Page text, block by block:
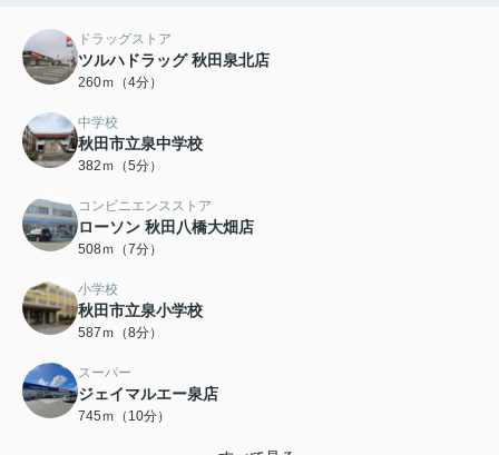
ドラッグストア
ツルハドラッグ 秋田泉北店
260ｍ（4分）
中学校
秋田市立泉中学校
382ｍ（5分）
コンビニエンスストア
ローソン 秋田八橋大畑店
508ｍ（7分）
小学校
秋田市立泉小学校
587ｍ（8分）
スーパー
ジェイマルエー泉店
745ｍ（10分）